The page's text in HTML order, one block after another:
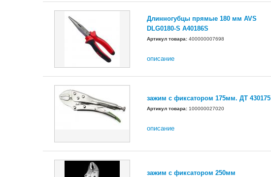
Длинногубцы прямые 180 мм AVS
DLG0180-S A40186S
Артикул товара: 400000007698
описание
зажим с фиксатором 175мм. ДТ 430175
Артикул товара: 100000027020
описание
зажим с фиксатором 250мм